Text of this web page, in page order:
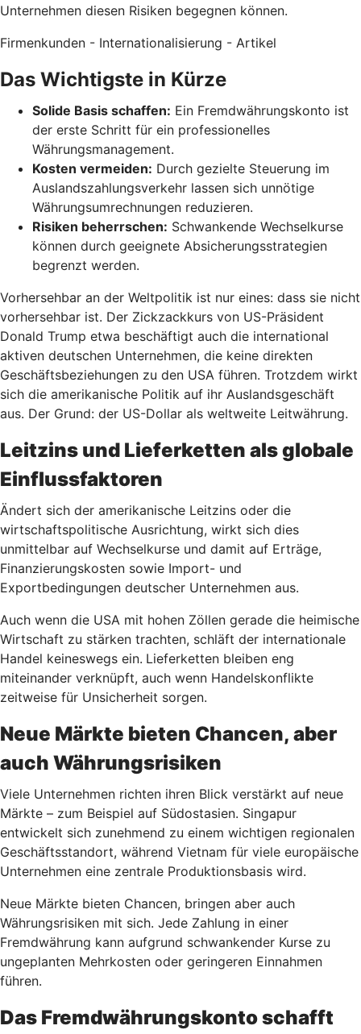
Unternehmen diesen Risiken begegnen können.
Firmenkunden - Internationalisierung - Artikel
Das Wichtigste in Kürze
Solide Basis schaffen: Ein Fremdwährungskonto ist
der erste Schritt für ein professionelles
Währungsmanagement.
Kosten vermeiden: Durch gezielte Steuerung im
Auslandszahlungsverkehr lassen sich unnötige
Währungsumrechnungen reduzieren.
Risiken beherrschen: Schwankende Wechselkurse
können durch geeignete Absicherungsstrategien
begrenzt werden.
Vorhersehbar an der Weltpolitik ist nur eines: dass sie nicht
vorhersehbar ist. Der Zickzackkurs von US-Präsident
Donald Trump etwa beschäftigt auch die international
aktiven deutschen Unternehmen, die keine direkten
Geschäftsbeziehungen zu den USA führen. Trotzdem wirkt
sich die amerikanische Politik auf ihr Auslandsgeschäft
aus. Der Grund: der US-Dollar als weltweite Leitwährung.
Leitzins und Lieferketten als globale
Einflussfaktoren
Ändert sich der amerikanische Leitzins oder die
wirtschaftspolitische Ausrichtung, wirkt sich dies
unmittelbar auf Wechselkurse und damit auf Erträge,
Finanzierungskosten sowie Import- und
Exportbedingungen deutscher Unternehmen aus.
Auch wenn die USA mit hohen Zöllen gerade die heimische
Wirtschaft zu stärken trachten, schläft der internationale
Handel keineswegs ein. Lieferketten bleiben eng
miteinander verknüpft, auch wenn Handelskonflikte
zeitweise für Unsicherheit sorgen.
Neue Märkte bieten Chancen, aber
auch Währungsrisiken
Viele Unternehmen richten ihren Blick verstärkt auf neue
Märkte – zum Beispiel auf Südostasien. Singapur
entwickelt sich zunehmend zu einem wichtigen regionalen
Geschäftsstandort, während Vietnam für viele europäische
Unternehmen eine zentrale Produktionsbasis wird.
Neue Märkte bieten Chancen, bringen aber auch
Währungsrisiken mit sich. Jede Zahlung in einer
Fremdwährung kann aufgrund schwankender Kurse zu
ungeplanten Mehrkosten oder geringeren Einnahmen
führen.
Das Fremdwährungskonto schafft